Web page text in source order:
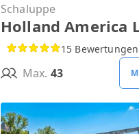
Schaluppe
Holland America
15 Bewertungen
Max. 43